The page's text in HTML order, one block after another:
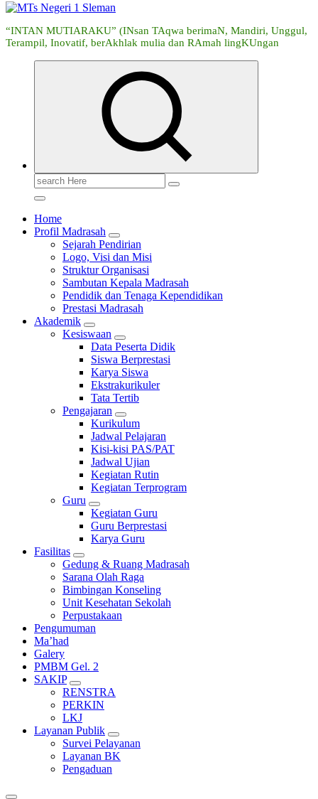
“INTAN MUTIARAKU” (INsan TAqwa berimaN, Mandiri, Unggul,
Terampil, Inovatif, berAkhlak mulia dan RAmah lingKUngan
Search
for:
Home
Profil Madrasah
Sejarah Pendirian
Logo, Visi dan Misi
Struktur Organisasi
Sambutan Kepala Madrasah
Pendidik dan Tenaga Kependidikan
Prestasi Madrasah
Akademik
Kesiswaan
Data Peserta Didik
Siswa Berprestasi
Karya Siswa
Ekstrakurikuler
Tata Tertib
Pengajaran
Kurikulum
Jadwal Pelajaran
Kisi-kisi PAS/PAT
Jadwal Ujian
Kegiatan Rutin
Kegiatan Terprogram
Guru
Kegiatan Guru
Guru Berprestasi
Karya Guru
Fasilitas
Gedung & Ruang Madrasah
Sarana Olah Raga
Bimbingan Konseling
Unit Kesehatan Sekolah
Perpustakaan
Pengumuman
Ma’had
Galery
PMBM Gel. 2
SAKIP
RENSTRA
PERKIN
LKJ
Layanan Publik
Survei Pelayanan
Layanan BK
Pengaduan